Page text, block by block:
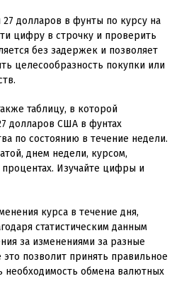
долларов в фунты по курсу на
цифру в строчку и проверить
без задержек и позволяет
целесообразность покупки или
таблицу, в которой
долларов США в фунтах
по состоянию в течение недели.
днем недели, курсом,
Изучайте цифры и
курса в течение дня,
статистическим данным
за изменениями за разные
позволит принять правильное
необходимость обмена валютных